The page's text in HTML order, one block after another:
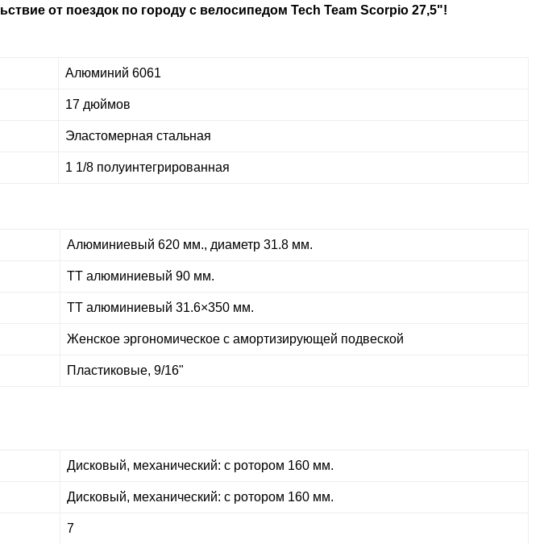
от поездок по городу с велосипедом Tech Team Scorpio 27,5"!
Алюминий 6061
17 дюймов
Эластомерная стальная
1 1/8 полуинтегрированная
Алюминиевый 620 мм., диаметр 31.8 мм.
ТТ алюминиевый 90 мм.
ТТ алюминиевый 31.6×350 мм.
Женское эргономическое с амортизирующей подвеской
Пластиковые, 9/16"
Дисковый, механический: с ротором 160 мм.
Дисковый, механический: с ротором 160 мм.
7